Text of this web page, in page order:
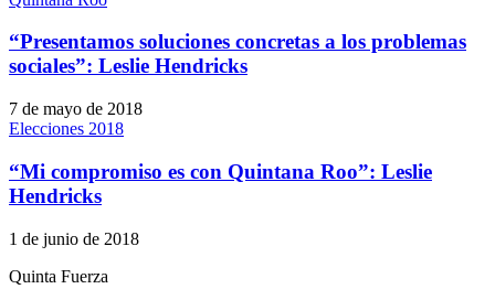
“Presentamos soluciones concretas a los problemas
sociales”: Leslie Hendricks
7 de mayo de 2018
Elecciones 2018
“Mi compromiso es con Quintana Roo”: Leslie
Hendricks
1 de junio de 2018
Quinta Fuerza